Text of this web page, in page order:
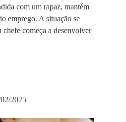
com um rapaz, mantém
emprego. A situação se
chefe começa a desenvolver
2025